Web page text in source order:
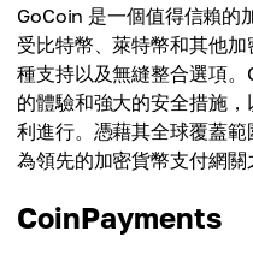
GoCoin 是一個值得信賴的
受比特幣、萊特幣和其他
種支持以及無縫整合選項
的體驗和強大的安全措施
利進行。憑藉其全球覆蓋
為領先的加密貨幣支付網關
CoinPayments